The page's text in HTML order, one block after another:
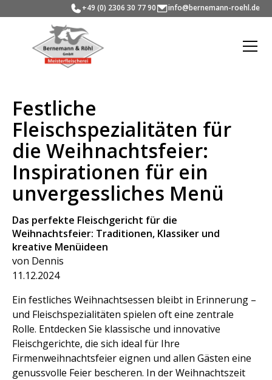
+49 (0) 2306 30 77 90 info@bernemann-roehl.de
Festliche
Fleischspezialitäten für
die Weihnachtsfeier:
Inspirationen für ein
unvergessliches Menü
Das perfekte Fleischgericht für die
Weihnachtsfeier: Traditionen, Klassiker und
kreative Menüideen
von Dennis
11.12.2024
Ein festliches Weihnachtsessen bleibt in Erinnerung –
und Fleischspezialitäten spielen oft eine zentrale
Rolle. Entdecken Sie klassische und innovative
Fleischgerichte, die sich ideal für Ihre
Firmenweihnachtsfeier eignen und allen Gästen eine
genussvolle Feier bescheren. In der Weihnachtszeit